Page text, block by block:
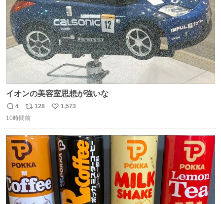
イオンの美容室思想が強いな
返
信
4
リ
ポ
ト
数
128
い
数
1,573
10時間前